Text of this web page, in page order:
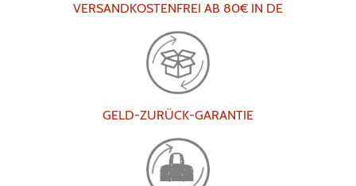
VERSANDKOSTENFREI AB 80€ IN DE
GELD-ZURÜCK-GARANTIE